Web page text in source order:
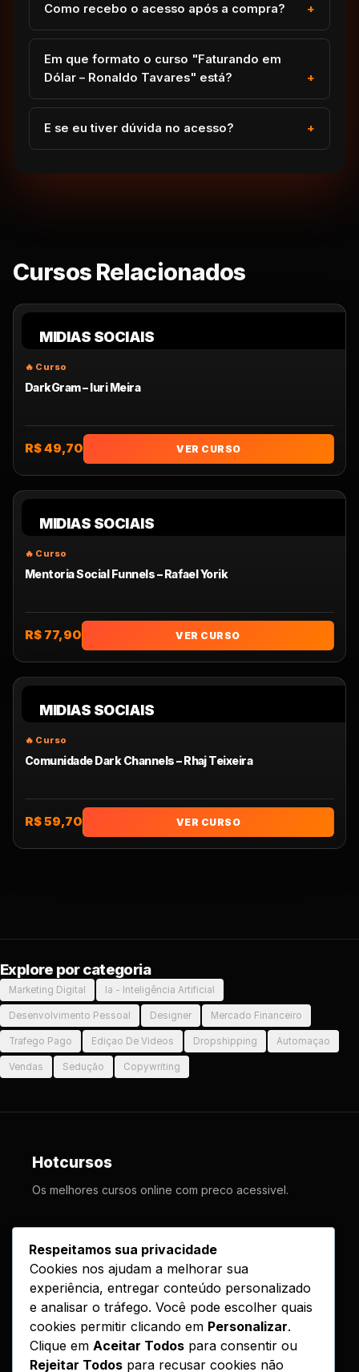
Como recebo o acesso após a compra?
Em que formato o curso "Faturando em
Dólar – Ronaldo Tavares" está?
E se eu tiver dúvida no acesso?
Cursos Relacionados
MIDIAS SOCIAIS
DarkGram – Iuri Meira
R$ 49,70 VER CURSO
MIDIAS SOCIAIS
Mentoria Social Funnels – Rafael Yorik
R$ 77,90 VER CURSO
MIDIAS SOCIAIS
Comunidade Dark Channels – Rhaj Teixeira
R$ 59,70 VER CURSO
Explore por categoria
Marketing Digital Ia - Inteligência Artificial
Desenvolvimento Pessoal Designer Mercado Financeiro
Trafego Pago Ediçao De Videos Dropshipping Automaçao
Vendas Sedução Copywriting
Hotcursos
Os melhores cursos online com preco acessivel.
Cursos
Como Funciona
Contato
Politica de Entrega
Respeitamos sua privacidade
Cookies nos ajudam a melhorar sua
experiência, entregar conteúdo personalizado
e analisar o tráfego. Você pode escolher quais
cookies permitir clicando em Personalizar.
Clique em Aceitar Todos para consentir ou
Rejeitar Todos para recusar cookies não